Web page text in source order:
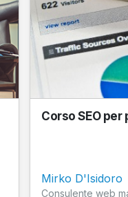
Corso SEO
Mirko D'Isidoro
Consulente web